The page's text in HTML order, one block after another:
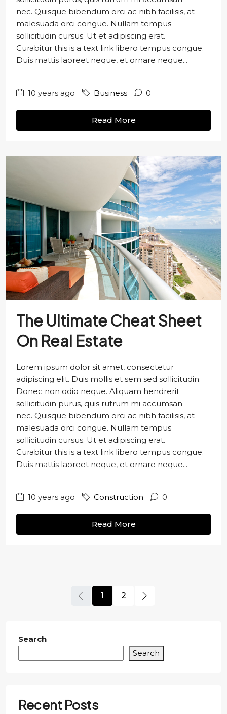
nec. Quisque bibendum orci ac nibh facilisis, at
malesuada orci congue. Nullam tempus
sollicitudin cursus. Ut et adipiscing erat.
Curabitur this is a text link libero tempus congue.
Duis mattis laoreet neque, et ornare neque...
10 years ago Business 0
Read More
The Ultimate Cheat Sheet
On Real Estate
Lorem ipsum dolor sit amet, consectetur
adipiscing elit. Duis mollis et sem sed sollicitudin.
Donec non odio neque. Aliquam hendrerit
sollicitudin purus, quis rutrum mi accumsan
nec. Quisque bibendum orci ac nibh facilisis, at
malesuada orci congue. Nullam tempus
sollicitudin cursus. Ut et adipiscing erat.
Curabitur this is a text link libero tempus congue.
Duis mattis laoreet neque, et ornare neque...
10 years ago Construction 0
Read More
1 2
Search
Search
Recent Posts